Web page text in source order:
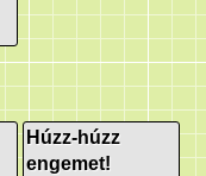
Húzz-húzz
engemet!